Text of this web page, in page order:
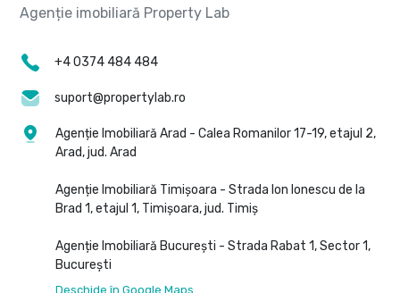
+4 0374 484 484
suport@propertylab.ro
Agenție Imobiliară Arad - Calea Romanilor 17-19, etajul 2,
Arad, jud. Arad
Agenție Imobiliară Timișoara - Strada Ion Ionescu de la
Brad 1, etajul 1, Timișoara, jud. Timiș
Agenție Imobiliară București - Strada Rabat 1, Sector 1,
București
Deschide în Google Maps